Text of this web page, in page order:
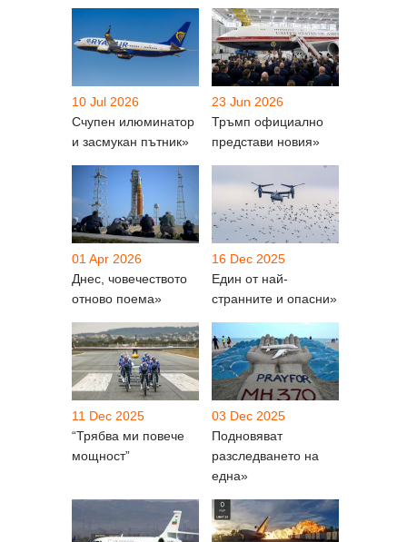
10 Jul 2026
Счупен илюминатор
и засмукан пътник»
23 Jun 2026
Тръмп официално
представи новия»
01 Apr 2026
Днес, човечеството
отново поема»
16 Dec 2025
Един от най-
странните и опасни»
11 Dec 2025
“Трябва ми повече
мощност”
03 Dec 2025
Подновяват
разследването на
една»